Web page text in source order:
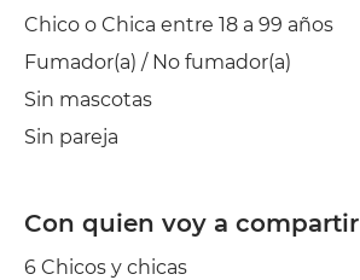
Chico o Chica entre 18 a 99 años
Fumador(a) / No fumador(a)
Sin mascotas
Sin pareja
Con quien voy a compartir
6 Chicos y chicas